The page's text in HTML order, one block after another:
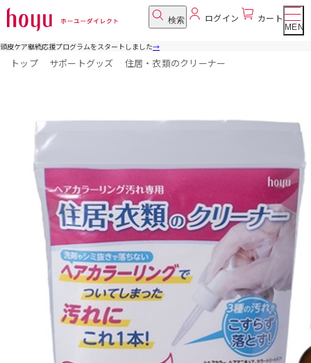
検索 ログイン
カート
MENU
頭皮ケア継続応援プログラムをスタートしました→
トップ サポートグッズ 住居・衣類のクリーナー